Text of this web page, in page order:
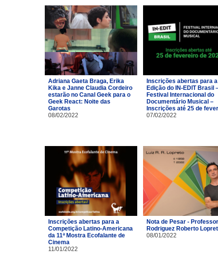
Adriana Gaeta Braga, Erika
Kika e Janne Claudia Cordeiro
estarão no Canal Geek para o
Geek React: Noite das
Garotas
08/02/2022
Inscrições abertas para a
Edição do IN-EDIT Brasil
Festival Internacional do
Documentário Musical –
Inscrições até 25 de
07/02/2022
Inscrições abertas para a
Competição Latino-Americana
da 11ª Mostra Ecofalante de
Cinema
11/01/2022
Nota de Pesar -
Rodriguez Roberto
08/01/2022